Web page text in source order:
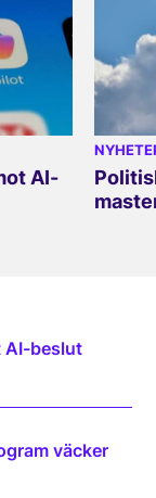
AI-
AI-beslut
väcker